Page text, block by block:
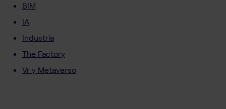
BIM
IA
Industria
The Factory
Vr y Metaverso